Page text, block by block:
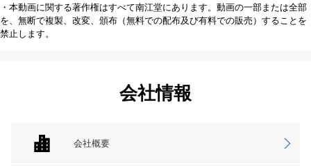
・本動画に関する著作権はすべて南江堂にあります。動画の一部または全部
を、無断で複製、改変、頒布（無料での配布及び有料での販売）することを
禁止します。
会社情報
会社概要